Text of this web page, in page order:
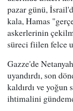
pazar günü,
kala, Hamas
askerlerinin
süreci fiilen felce
Gazze'de
uyandırdı, son
kaldırdı ve yoğun
ihtimalini